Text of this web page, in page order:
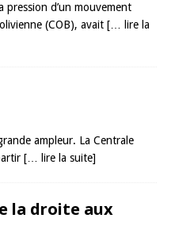
d’un mouvement
(COB), avait [… lire la
ampleur. La Centrale
[… lire la suite]
la droite aux